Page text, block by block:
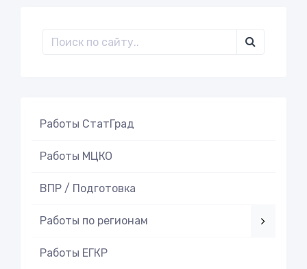
Работы СтатГрад
Работы МЦКО
ВПР / Подготовка
Работы по регионам
Работы ЕГКР